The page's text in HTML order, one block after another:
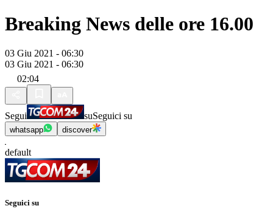
Breaking News delle ore 16.00
03 Giu 2021 - 06:30
03 Giu 2021 - 06:30
02:04
Segui suSeguici su
whatsapp discover
default
Seguici su